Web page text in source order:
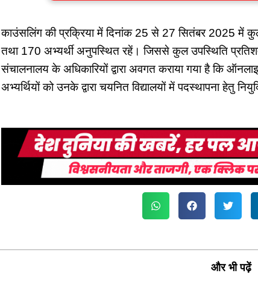
काउंसलिंग की प्रक्रिया में दिनांक 25 से 27 सितंबर 2025 में
तथा 170 अभ्यर्थी अनुपस्थित रहें। जिससे कुल उपस्थिति
संचालनालय के अधिकारियों द्वारा अवगत कराया गया है कि
अभ्यर्थियों को उनके द्वारा चयनित विद्यालयों में पदस्थापना हेतु
और भी पढ़ें